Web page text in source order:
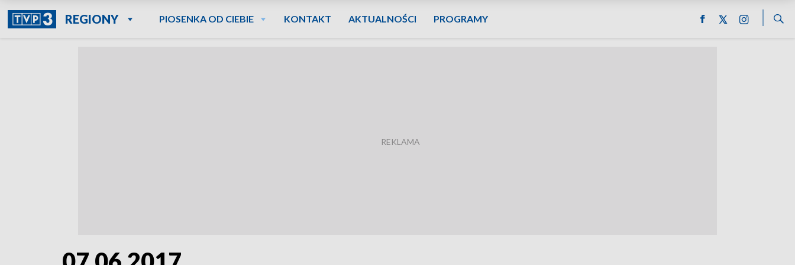
REGIONY PIOSENKA OD CIEBIE KONTAKT AKTUALNOŚCI PROGRAMY